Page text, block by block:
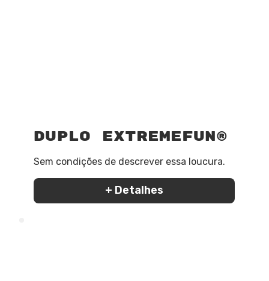
Duplo ExtremeFun®
Sem condições de descrever essa loucura.
+ Detalhes